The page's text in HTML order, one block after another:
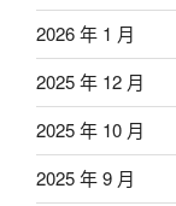
2026 年 1 月
2025 年 12 月
2025 年 10 月
2025 年 9 月